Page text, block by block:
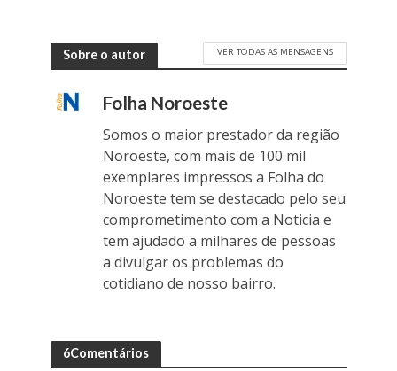
Sobre o autor VER TODAS AS MENSAGENS
Folha Noroeste
Somos o maior prestador da região
Noroeste, com mais de 100 mil
exemplares impressos a Folha do
Noroeste tem se destacado pelo seu
comprometimento com a Noticia e
tem ajudado a milhares de pessoas
a divulgar os problemas do
cotidiano de nosso bairro.
6Comentários